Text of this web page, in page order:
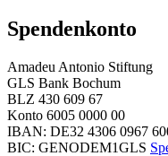
Spendenkonto
Amadeu Antonio Stiftung
GLS Bank Bochum
BLZ 430 609 67
Konto 6005 0000 00
IBAN: DE32 4306 0967
BIC: GENODEM1GLS